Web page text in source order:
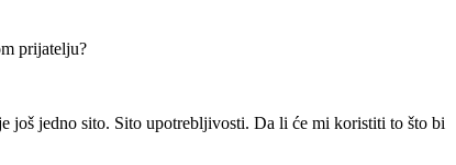
prijatelju?
još jedno sito. Sito upotrebljivosti. Da li će mi koristiti to što bi